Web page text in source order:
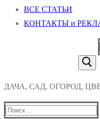
ВСЕ СТАТЬИ
КОНТАКТЫ и
ДАЧА, САД, ОГОРОД,
Найти: